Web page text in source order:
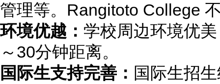
管理等。Rangitoto College
环境优越： 学校周边环境优
～30分钟距离。
国际生支持完善： 国际生招